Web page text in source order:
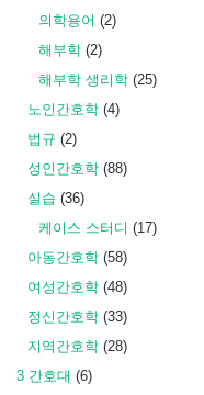
의학용어 (2)
해부학 (2)
해부학 생리학 (25)
노인간호학 (4)
법규 (2)
성인간호학 (88)
실습 (36)
케이스 스터디 (17)
아동간호학 (58)
여성간호학 (48)
정신간호학 (33)
지역간호학 (28)
3 간호대 (6)